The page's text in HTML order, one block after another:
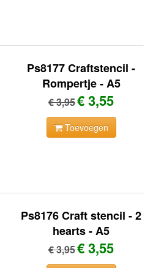
Ps8177 Craftstencil -
Rompertje - A5
€ 3,95€ 3,55
Toevoegen
Ps8176 Craft stencil - 2
hearts - A5
€ 3,95€ 3,55